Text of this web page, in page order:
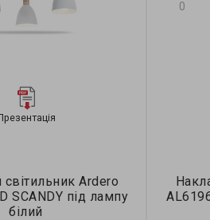
Ardero
SCANDY під лампу
білий
0